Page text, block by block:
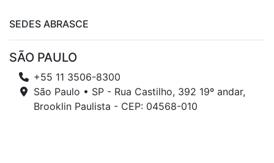
SEDES ABRASCE
SÃO PAULO
+55 11 3506-8300
São Paulo • SP - Rua Castilho, 392 19º andar,
Brooklin Paulista - CEP: 04568-010